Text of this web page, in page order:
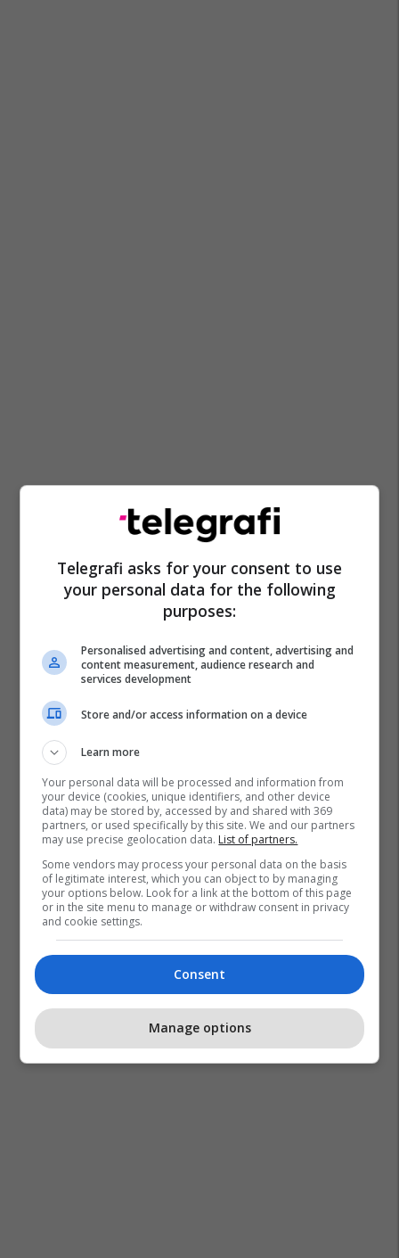
Marcelo Bielsa Premier League
Leeds United
Ezgjan Alioski
Telegrafi asks for your consent to use
your personal data for the following
purposes:
Personalised advertising and content, advertising and
content measurement, audience research and
services development
Store and/or access information on a device
Learn more
Your personal data will be processed and information from
your device (cookies, unique identifiers, and other device
data) may be stored by, accessed by and shared with 369
partners, or used specifically by this site. We and our partners
may use precise geolocation data. List of partners.
Some vendors may process your personal data on the basis
of legitimate interest, which you can object to by managing
your options below. Look for a link at the bottom of this page
or in the site menu to manage or withdraw consent in privacy
and cookie settings.
Consent
Manage options